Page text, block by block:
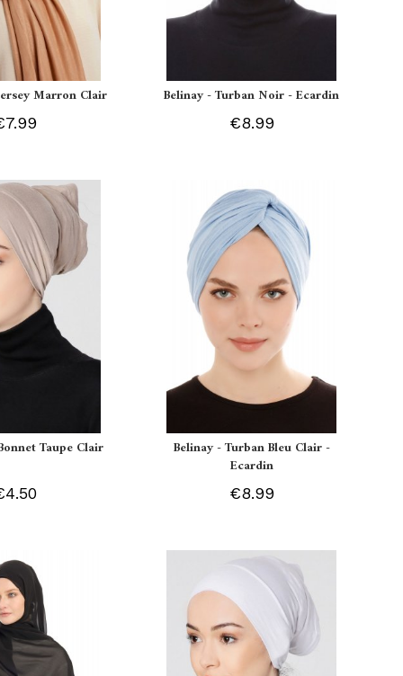
Marron Clair Belinay - Turban Noir - Ecardin
€8.99
Taupe Clair
Belinay - Turban Bleu Clair -
Ecardin
€8.99